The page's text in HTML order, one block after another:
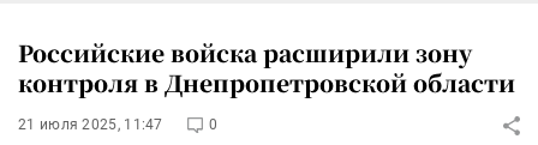
Российские войска расширили зону
контроля в Днепропетровской области
21 июля 2025, 11:47 0